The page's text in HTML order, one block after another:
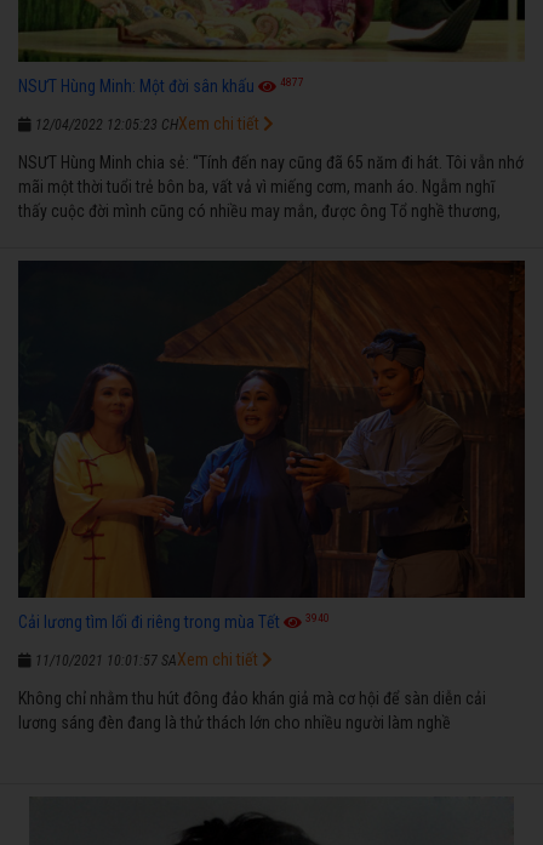
NSƯT Hùng Minh: Một đời sân khấu 4877
12/04/2022 12:05:23 CH
NSƯT Hùng Minh chia sẻ: “Tính đến nay cũng đã 65 năm đi hát. Tôi vẫn nhớ
mãi một thời tuổi trẻ bôn ba, vất vả vì miếng cơm, manh áo. Ngẫm nghĩ
thấy cuộc đời mình cũng có nhiều may mắn, được ông Tổ nghề thương,
ngược nhận được những cơ may để từng bước thành danh với nghiệp ca
Xem chi tiết
Cải lương tìm lối đi riêng trong mùa Tết 3940
11/10/2021 10:01:57 SA
Không chỉ nhằm thu hút đông đảo khán giả mà cơ hội để sàn diễn cải
lương sáng đèn đang là thử thách lớn cho nhiều người làm nghề
Xem chi tiết